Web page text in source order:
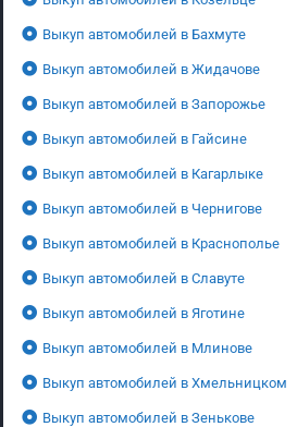
Выкуп автомобилей в Бахмуте
Выкуп автомобилей в Жидачове
Выкуп автомобилей в Запорожье
Выкуп автомобилей в Гайсине
Выкуп автомобилей в Кагарлыке
Выкуп автомобилей в Чернигове
Выкуп автомобилей в Краснополье
Выкуп автомобилей в Славуте
Выкуп автомобилей в Яготине
Выкуп автомобилей в Млинове
Выкуп автомобилей в Хмельницком
Выкуп автомобилей в Зенькове